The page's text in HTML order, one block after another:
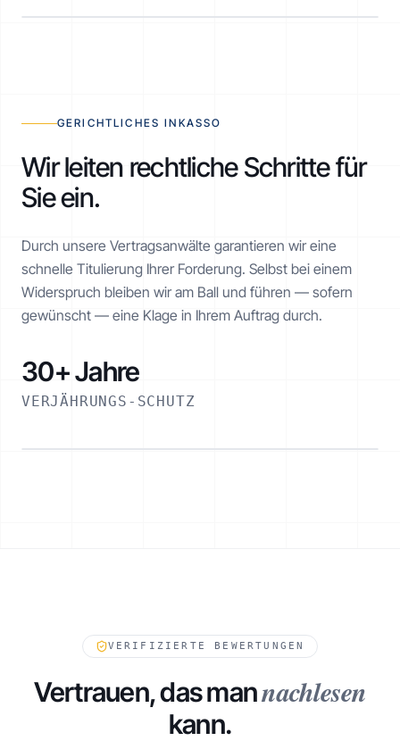
Realisiert
GERICHTLICHES INKASSO
Wir leiten rechtliche Schritte für
Sie ein.
Durch unsere Vertragsanwälte garantieren wir eine
schnelle Titulierung Ihrer Forderung. Selbst bei einem
Widerspruch bleiben wir am Ball und führen — sofern
gewünscht — eine Klage in Ihrem Auftrag durch.
30+ Jahre
VERJÄHRUNGS-SCHUTZ
FORDERUNGEN IN WARTESTELLUNG
VERIFIZIERTE BEWERTUNGEN
Vertrauen, das mannachlesen
kann.